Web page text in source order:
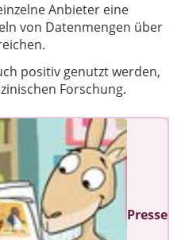
Anbieter eine
von Datenmengen über
positiv genutzt werden,
Forschung.
Presse